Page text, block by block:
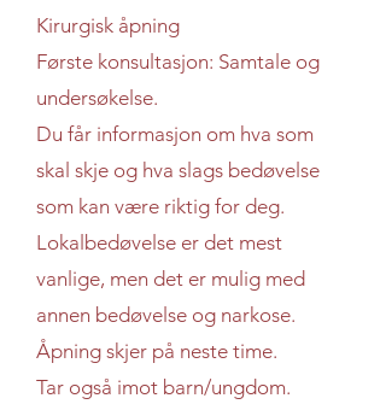
Kirurgisk åpning
Første konsultasjon: Samtale og
undersøkelse.
Du får informasjon om hva som
skal skje og hva slags bedøvelse
som kan være riktig for deg.
Lokalbedøvelse er det mest
vanlige, men det er mulig med
annen bedøvelse og narkose.
Åpning skjer på neste time.
Tar også imot barn/ungdom.